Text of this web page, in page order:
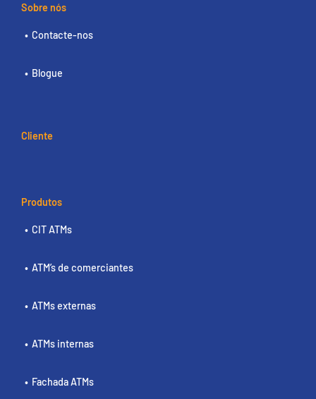
Sobre nós
Contacte-nos
Blogue
Cliente
Produtos
CIT ATMs
ATM’s de comerciantes
ATMs externas
ATMs internas
Fachada ATMs